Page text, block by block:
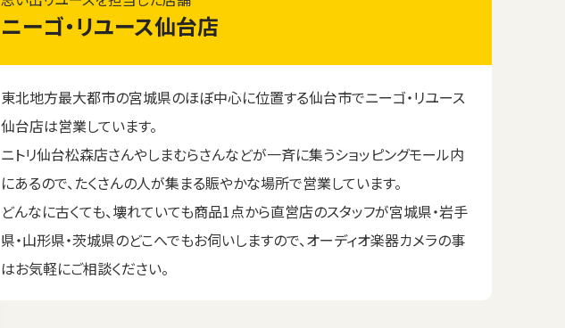
ニーゴ・リユース仙台店
東北地方最大都市の宮城県のほぼ中心に位置する仙台市でニーゴ・リユース
仙台店は営業しています。
ニトリ仙台松森店さんやしまむらさんなどが一斉に集うショッピングモール内
にあるので、たくさんの人が集まる賑やかな場所で営業しています。
どんなに古くても、壊れていても商品1点から直営店のスタッフが宮城県・岩手
県・山形県・茨城県のどこへでもお伺いしますので、オーディオ楽器カメラの事
はお気軽にご相談ください。